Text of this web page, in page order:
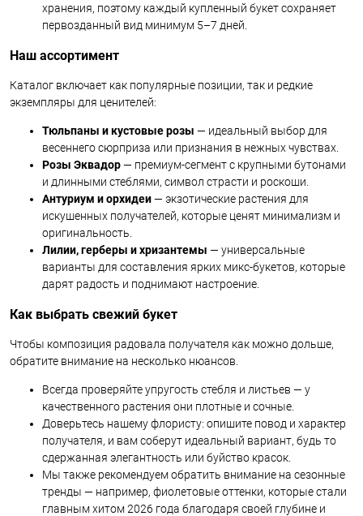
хранения, поэтому каждый купленный букет сохраняет
первозданный вид минимум 5–7 дней.
Наш ассортимент
Каталог включает как популярные позиции, так и редкие
экземпляры для ценителей:
Тюльпаны и кустовые розы — идеальный выбор для
весеннего сюрприза или признания в нежных чувствах.
Розы Эквадор— премиум-сегмент с крупными бутонами
и длинными стеблями, символ страсти и роскоши.
Антуриум и орхидеи— экзотические растения для
искушенных получателей, которые ценят минимализм и
оригинальность.
Лилии, герберы и хризантемы — универсальные
варианты для составления ярких микс-букетов, которые
дарят радость и поднимают настроение.
Как выбрать свежий букет
Чтобы композиция радовала получателя как можно дольше,
обратите внимание на несколько нюансов.
Всегда проверяйте упругость стебля и листьев — у
качественного растения они плотные и сочные.
Доверьтесь нашему флористу: опишите повод и характер
получателя, и вам соберут идеальный вариант, будь то
сдержанная элегантность или буйство красок.
Мы также рекомендуем обратить внимание на сезонные
тренды — например, фиолетовые оттенки, которые стали
главным хитом 2026 года благодаря своей глубине и